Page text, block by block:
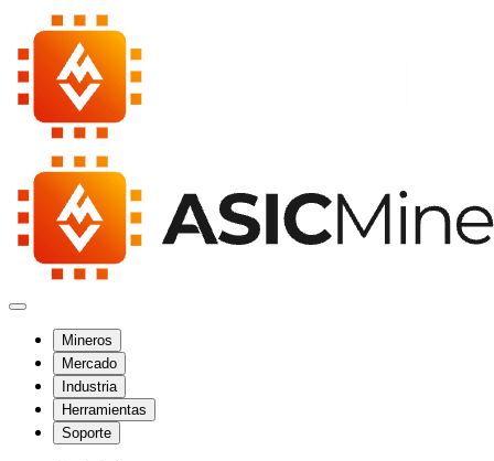
Mineros
Mercado
Industria
Herramientas
Soporte